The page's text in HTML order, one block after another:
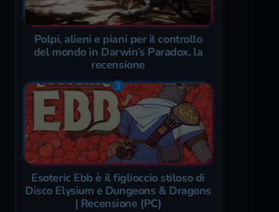
Polpi, alieni e piani per il controllo
del mondo in Darwin’s Paradox, la
recensione
Esoteric Ebb è il figlioccio stiloso di
Disco Elysium e Dungeons & Dragons
| Recensione (PC)